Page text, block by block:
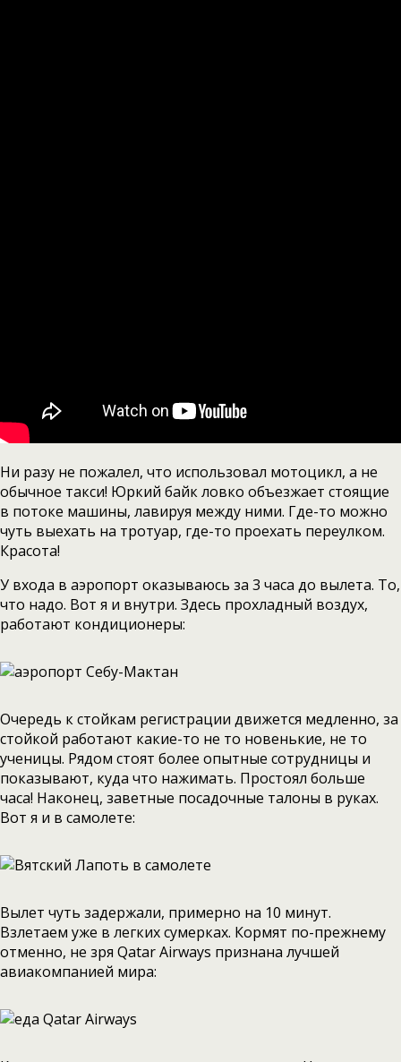
Ни разу не пожалел, что использовал мотоцикл, а не
обычное такси! Юркий байк ловко объезжает стоящие
в потоке машины, лавируя между ними. Где-то можно
чуть выехать на тротуар, где-то проехать переулком.
Красота!
У входа в аэропорт оказываюсь за 3 часа до вылета. То,
что надо. Вот я и внутри. Здесь прохладный воздух,
работают кондиционеры:
Очередь к стойкам регистрации движется медленно, за
стойкой работают какие-то не то новенькие, не то
ученицы. Рядом стоят более опытные сотрудницы и
показывают, куда что нажимать. Простоял больше
часа! Наконец, заветные посадочные талоны в руках.
Вот я и в самолете:
Вылет чуть задержали, примерно на 10 минут.
Взлетаем уже в легких сумерках. Кормят по-прежнему
отменно, не зря Qatar Airways признана лучшей
авиакомпанией мира: